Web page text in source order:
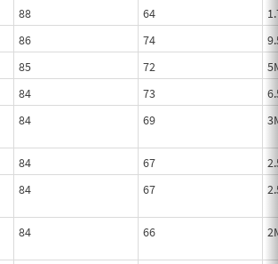
88 64
86 74
85 72
84 73
84 69
84 67
84 67
84 66